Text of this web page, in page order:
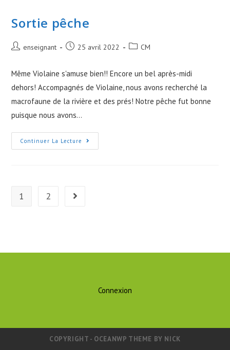
Sortie pêche
Postenseignant
Post25 avril 2022
PostCM
Même Violaine s'amuse bien!! Encore un bel après-midi
dehors! Accompagnés de Violaine, nous avons recherché la
macrofaune de la rivière et des prés! Notre pêche fut bonne
puisque nous avons…
Continuer La Lecture Sortie
Pêche
1 2 Go to the next page
Connexion
COPYRIGHT - OCEANWP THEME BY NICK